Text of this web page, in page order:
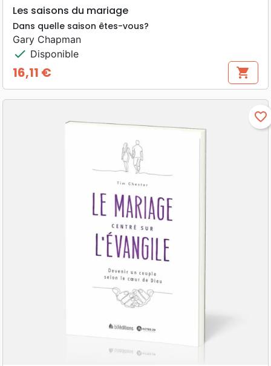
Les saisons du mariage
Dans quelle saison êtes-vous?
Gary Chapman
check Disponible
Prix
16,11 € shopping_cart
favorite_border